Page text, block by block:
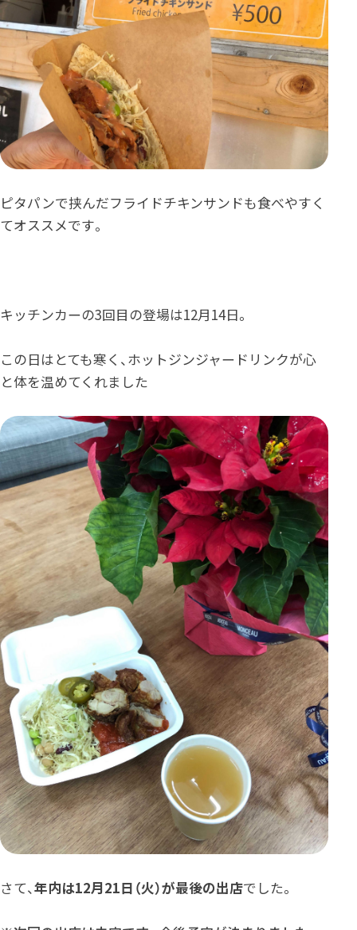
ピタパンで挟んだフライドチキンサンドも食べやすく
てオススメです。
キッチンカーの3回目の登場は12月14日。
この日はとても寒く、ホットジンジャードリンクが心
と体を温めてくれました
さて、年内は12月21日（火）が最後の出店でした。